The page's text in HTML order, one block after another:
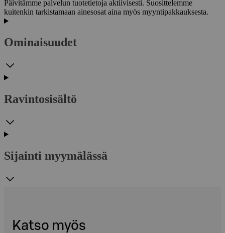
Päivitämme palvelun tuotetietoja aktiivisesti. Suosittelemme
kuitenkin tarkistamaan ainesosat aina myös myyntipakkauksesta.
Ominaisuudet
Ravintosisältö
Sijainti myymälässä
Katso myös